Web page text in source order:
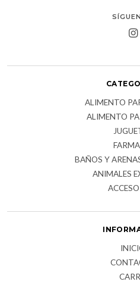
ALIMENTO
ALIMENTO
BAÑOS Y
ANIMALES